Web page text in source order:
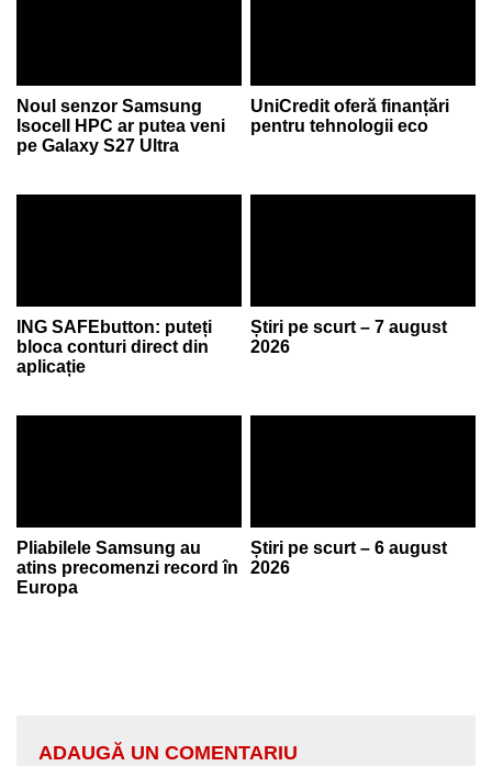
Noul senzor Samsung
Isocell HPC ar putea veni
pe Galaxy S27 Ultra
UniCredit oferă finanțări
pentru tehnologii eco
ING SAFEbutton: puteți
bloca conturi direct din
aplicație
Știri pe scurt – 7 august
2026
Pliabilele Samsung au
atins precomenzi record în
Europa
Știri pe scurt – 6 august
2026
ADAUGĂ UN COMENTARIU